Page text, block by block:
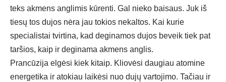
teks akmens anglimis kūrenti. Gal nieko baisaus. Juk iš
tiesų tos dujos nėra jau tokios nekaltos. Kai kurie
specialistai tvirtina, kad deginamos dujos beveik tiek pat
taršios, kaip ir deginama akmens anglis.
Prancūzija elgėsi kiek kitaip. Kliovėsi daugiau atomine
energetika ir atokiau laikėsi nuo dujų vartojimo. Tačiau ir